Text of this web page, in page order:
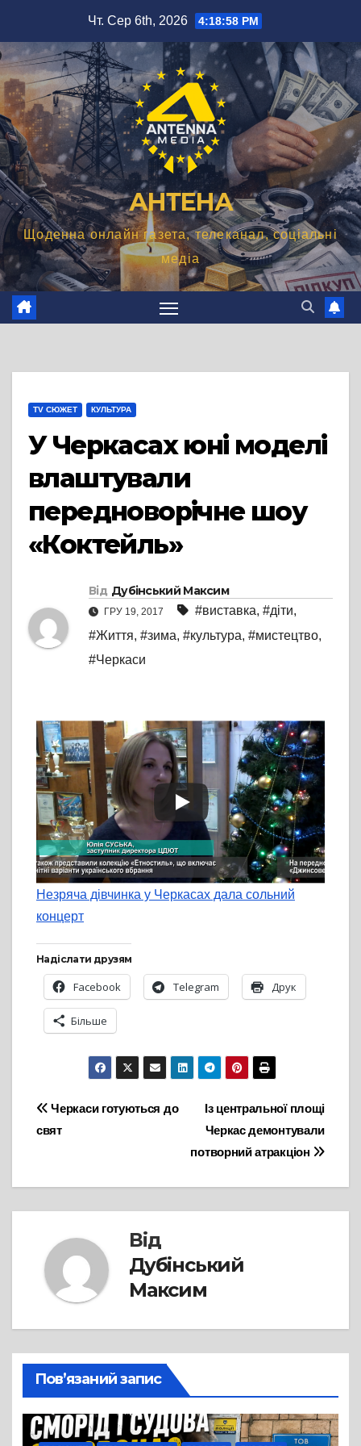
вмісту
Чт. Сер 6th, 2026 4:18:59 PM
АНТЕНА
Щоденна онлайн газета, телеканал, соціальні
медіа
TV СЮЖЕТ КУЛЬТУРА
У Черкасах юні моделі
влаштували
передноворічне шоу
«Коктейль»
Від Дубінський Максим
ГРУ 19, 2017 #виставка, #діти,
#Життя, #зима, #культура, #мистецтво,
#Черкаси
Незряча дівчинка у Черкасах дала сольний
концерт
Надіслати друзям
Facebook Telegram Друк
Більше
Навігація
Із центральної площі
Черкас демонтували
потворний атракціон
Черкаси готуються до
свят
Від
Дубінський
Максим
Пов’язаний запис